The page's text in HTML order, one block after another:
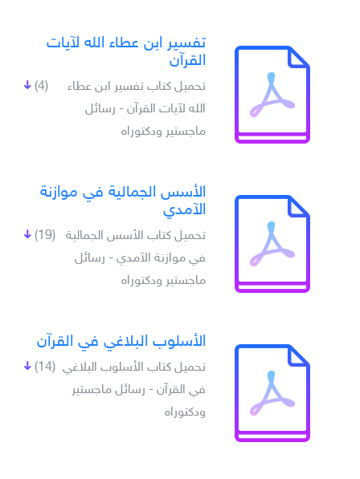
تفسير ابن عطاء الله لآيات
القرآن
(4)
تحميل كتاب تفسير ابن عطاء
الله لآيات القرآن - رسائل
ماجستير ودكتوراه
الأسس الجمالية في موازنة
الآمدي
(19)
تحميل كتاب الأسس الجمالية
في موازنة الآمدي - رسائل
ماجستير ودكتوراه
الأسلوب البلاغي في القرآن
(14) تحميل كتاب الأسلوب البلاغي
في القرآن - رسائل ماجستير
ودكتوراه